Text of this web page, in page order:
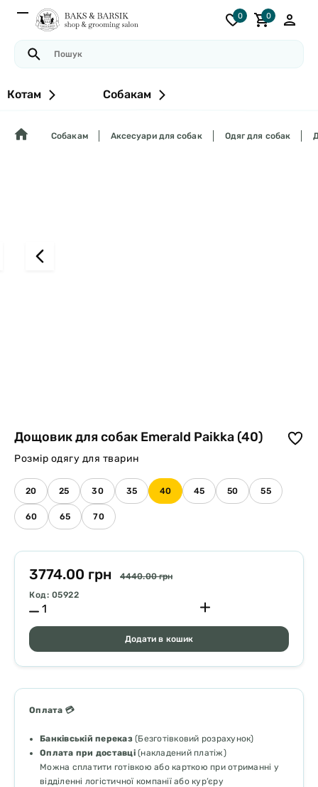
0 0
Котам Собакам
Собакам Аксесуари для собак Одяг для собак
Дощовик для собак Emerald Paikka (40)
Розмір одягу для тварин
20 25 30 35 40 45 50 55
60 65 70
3774.00 грн
4440.00 грн
Код: 05922
Додати в кошик
Оплата 💳
Банківській переказ(Безготівковий розрахунок)
Оплата при доставці(накладений платіж)
Можна сплатити готівкою або карткою при отриманні у
відділенні логістичної компанії або кур’єру